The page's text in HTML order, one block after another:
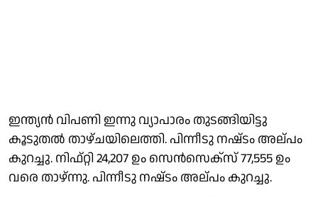
ഇന്ത്യൻ വിപണി ഇന്നു വ്യാപാരം തുടങ്ങിയിട്ടു
കൂടുതൽ താഴ്ചയിലെത്തി. പിന്നീടു നഷ്‌ടം അല്പം
കുറച്ചു. നിഫ്റ്റി 24,207 ഉം സെൻസെക്സ് 77,555 ഉം
വരെ താഴ്ന്നു. പിന്നീടു നഷ്‌ടം അല്പം കുറച്ചു.